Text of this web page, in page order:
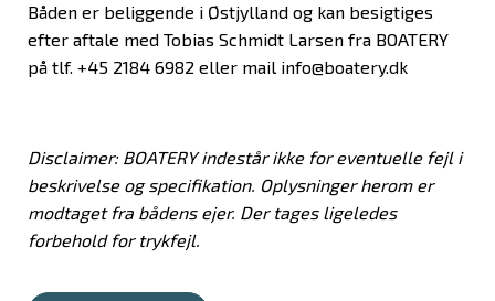
Båden er beliggende i Østjylland og kan besigtiges
efter aftale med Tobias Schmidt Larsen fra BOATERY
på tlf. +45 2184 6982 eller mail info@boatery.dk
Disclaimer: BOATERY indestår ikke for eventuelle fejl i
beskrivelse og specifikation. Oplysninger herom er
modtaget fra bådens ejer. Der tages ligeledes
forbehold for trykfejl.